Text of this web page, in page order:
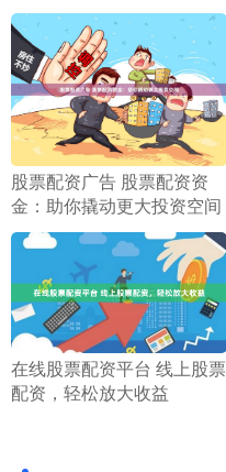
​股票配资广告 股票配资资
金：助你撬动更大投资空间
​在线股票配资平台 线上股票
配资，轻松放大收益